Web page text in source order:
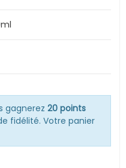
gagnerez 20 points
fidélité. Votre panier